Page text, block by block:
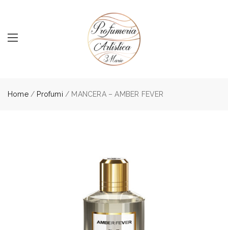
Home/ Profumi / MANCERA – AMBER FEVER